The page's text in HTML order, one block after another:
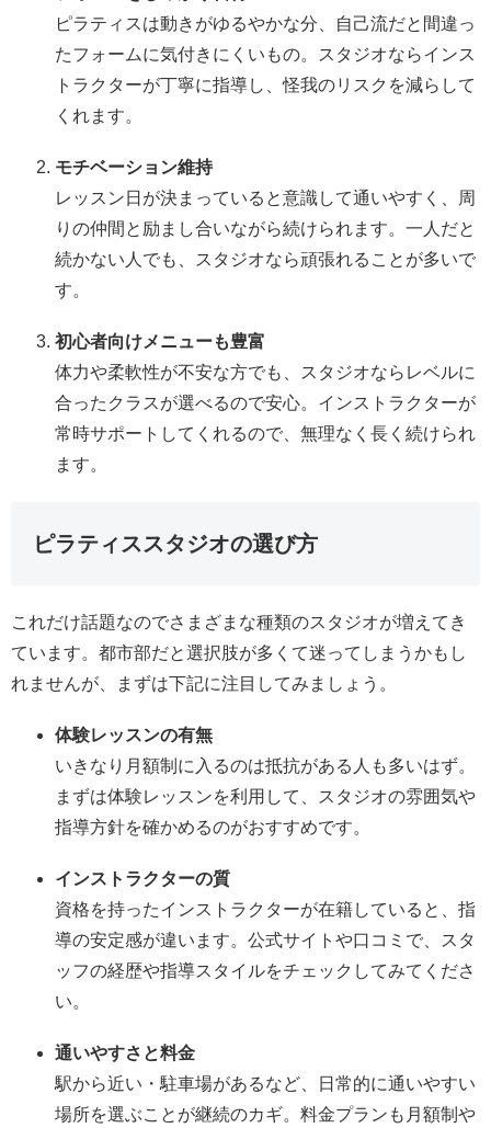
ピラティスは動きがゆるやかな分、自己流だと間違っ
たフォームに気付きにくいもの。スタジオならインス
トラクターが丁寧に指導し、怪我のリスクを減らして
くれます。
モチベーション維持
レッスン日が決まっていると意識して通いやすく、周
りの仲間と励まし合いながら続けられます。一人だと
続かない人でも、スタジオなら頑張れることが多いで
す。
初心者向けメニューも豊富
体力や柔軟性が不安な方でも、スタジオならレベルに
合ったクラスが選べるので安心。インストラクターが
常時サポートしてくれるので、無理なく長く続けられ
ます。
ピラティススタジオの選び方
これだけ話題なのでさまざまな種類のスタジオが増えてき
ています。都市部だと選択肢が多くて迷ってしまうかもし
れませんが、まずは下記に注目してみましょう。
体験レッスンの有無
いきなり月額制に入るのは抵抗がある人も多いはず。
まずは体験レッスンを利用して、スタジオの雰囲気や
指導方針を確かめるのがおすすめです。
インストラクターの質
資格を持ったインストラクターが在籍していると、指
導の安定感が違います。公式サイトや口コミで、スタ
ッフの経歴や指導スタイルをチェックしてみてくださ
い。
通いやすさと料金
駅から近い・駐車場があるなど、日常的に通いやすい
場所を選ぶことが継続のカギ。料金プランも月額制や